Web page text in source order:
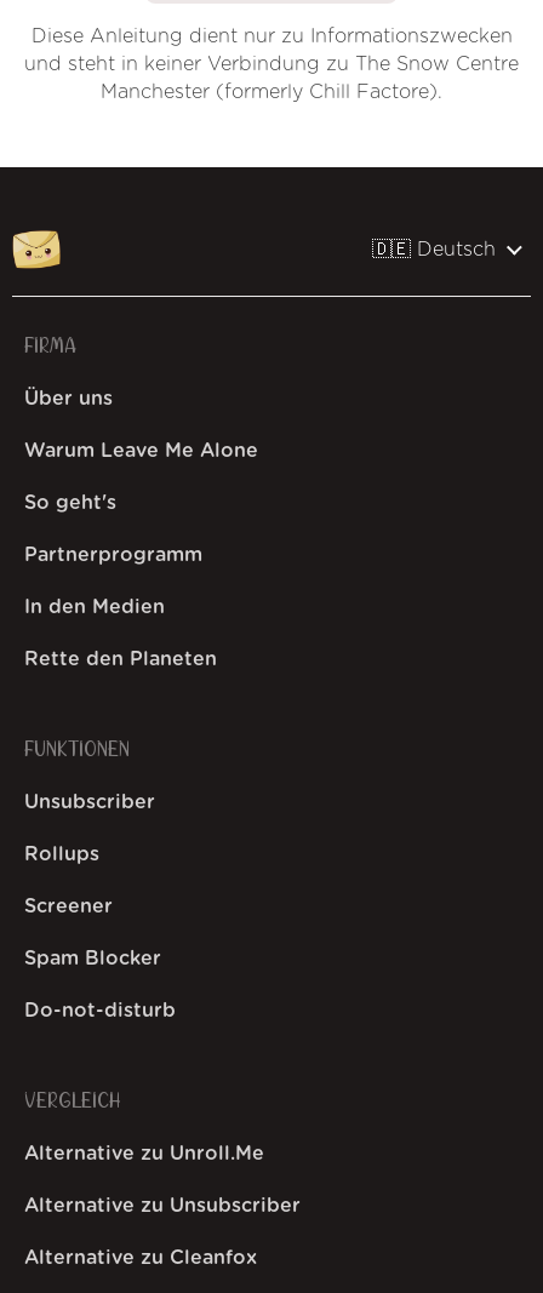
Diese Anleitung dient nur zu Informationszwecken
und steht in keiner Verbindung zu The Snow Centre
Manchester (formerly Chill Factore).
🇩🇪 Deutsch
FIRMA
Über uns
Warum Leave Me Alone
So geht's
Partnerprogramm
In den Medien
Rette den Planeten
FUNKTIONEN
Unsubscriber
Rollups
Screener
Spam Blocker
Do-not-disturb
VERGLEICH
Alternative zu Unroll.Me
Alternative zu Unsubscriber
Alternative zu Cleanfox